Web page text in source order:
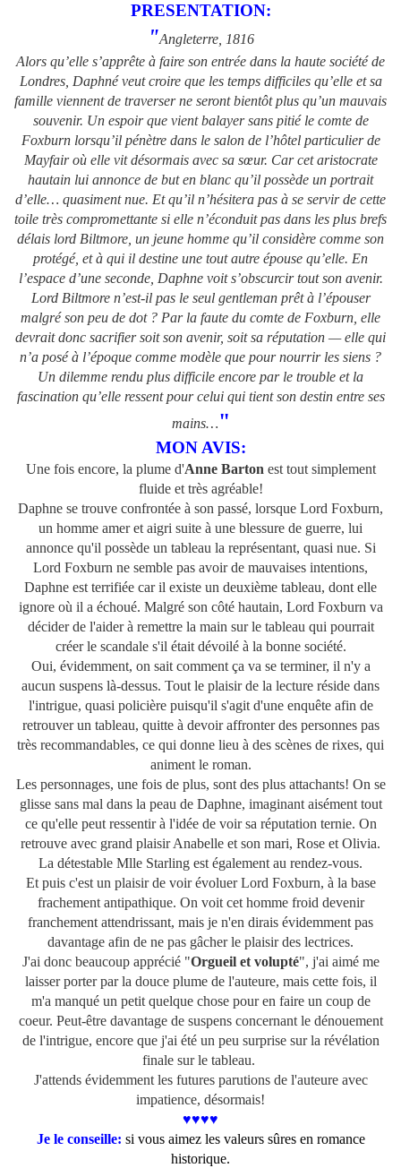
PRESENTATION:
"Angleterre, 1816
Alors qu’elle s’apprête à faire son entrée dans la haute société de
Londres, Daphné veut croire que les temps difficiles qu’elle et sa
famille viennent de traverser ne seront bientôt plus qu’un mauvais
souvenir. Un espoir que vient balayer sans pitié le comte de
Foxburn lorsqu’il pénètre dans le salon de l’hôtel particulier de
Mayfair où elle vit désormais avec sa sœur. Car cet aristocrate
hautain lui annonce de but en blanc qu’il possède un portrait
d’elle… quasiment nue. Et qu’il n’hésitera pas à se servir de cette
toile très compromettante si elle n’éconduit pas dans les plus brefs
délais lord Biltmore, un jeune homme qu’il considère comme son
protégé, et à qui il destine une tout autre épouse qu’elle. En
l’espace d’une seconde, Daphne voit s’obscurcir tout son avenir.
Lord Biltmore n’est-il pas le seul gentleman prêt à l’épouser
malgré son peu de dot ? Par la faute du comte de Foxburn, elle
devrait donc sacrifier soit son avenir, soit sa réputation — elle qui
n’a posé à l’époque comme modèle que pour nourrir les siens ?
Un dilemme rendu plus difficile encore par le trouble et la
fascination qu’elle ressent pour celui qui tient son destin entre ses
mains…"
MON AVIS:
Une fois encore, la plume d'Anne Barton est tout simplement
fluide et très agréable!
Daphne se trouve confrontée à son passé, lorsque Lord Foxburn,
un homme amer et aigri suite à une blessure de guerre, lui
annonce qu'il possède un tableau la représentant, quasi nue. Si
Lord Foxburn ne semble pas avoir de mauvaises intentions,
Daphne est terrifiée car il existe un deuxième tableau, dont elle
ignore où il a échoué. Malgré son côté hautain, Lord Foxburn va
décider de l'aider à remettre la main sur le tableau qui pourrait
créer le scandale s'il était dévoilé à la bonne société.
Oui, évidemment, on sait comment ça va se terminer, il n'y a
aucun suspens là-dessus. Tout le plaisir de la lecture réside dans
l'intrigue, quasi policière puisqu'il s'agit d'une enquête afin de
retrouver un tableau, quitte à devoir affronter des personnes pas
très recommandables, ce qui donne lieu à des scènes de rixes, qui
animent le roman.
Les personnages, une fois de plus, sont des plus attachants! On se
glisse sans mal dans la peau de Daphne, imaginant aisément tout
ce qu'elle peut ressentir à l'idée de voir sa réputation ternie. On
retrouve avec grand plaisir Anabelle et son mari, Rose et Olivia.
La détestable Mlle Starling est également au rendez-vous.
Et puis c'est un plaisir de voir évoluer Lord Foxburn, à la base
frachement antipathique. On voit cet homme froid devenir
franchement attendrissant, mais je n'en dirais évidemment pas
davantage afin de ne pas gâcher le plaisir des lectrices.
J'ai donc beaucoup apprécié "Orgueil et volupté", j'ai aimé me
laisser porter par la douce plume de l'auteure, mais cette fois, il
m'a manqué un petit quelque chose pour en faire un coup de
coeur. Peut-être davantage de suspens concernant le dénouement
de l'intrigue, encore que j'ai été un peu surprise sur la révélation
finale sur le tableau.
J'attends évidemment les futures parutions de l'auteure avec
impatience, désormais!
♥♥♥♥
Je leconseille: si vous aimez les valeurs sûres en romance
historique.